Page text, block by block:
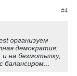
#4
организуем
демократия:
на безмотылку,
балансиром...